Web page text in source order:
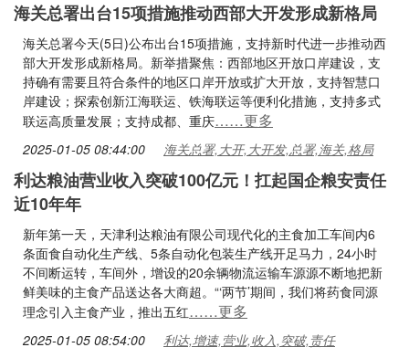
海关总署出台15项措施推动西部大开发形成新格局
海关总署今天(5日)公布出台15项措施，支持新时代进一步推动西
部大开发形成新格局。新举措聚焦：西部地区开放口岸建设，支
持确有需要且符合条件的地区口岸开放或扩大开放，支持智慧口
岸建设；探索创新江海联运、铁海联运等便利化措施，支持多式
联运高质量发展；支持成都、重庆……更多
2025-01-05 08:44:00 海关总署,大开,大开发,总署,海关,格局
利达粮油营业收入突破100亿元！扛起国企粮安责任
近10年年
新年第一天，天津利达粮油有限公司现代化的主食加工车间内6
条面食自动化生产线、5条自动化包装生产线开足马力，24小时
不间断运转，车间外，增设的20余辆物流运输车源源不断地把新
鲜美味的主食产品送达各大商超。“‘两节’期间，我们将药食同源
理念引入主食产业，推出五红……更多
2025-01-05 08:54:00 利达,增速,营业,收入,突破,责任